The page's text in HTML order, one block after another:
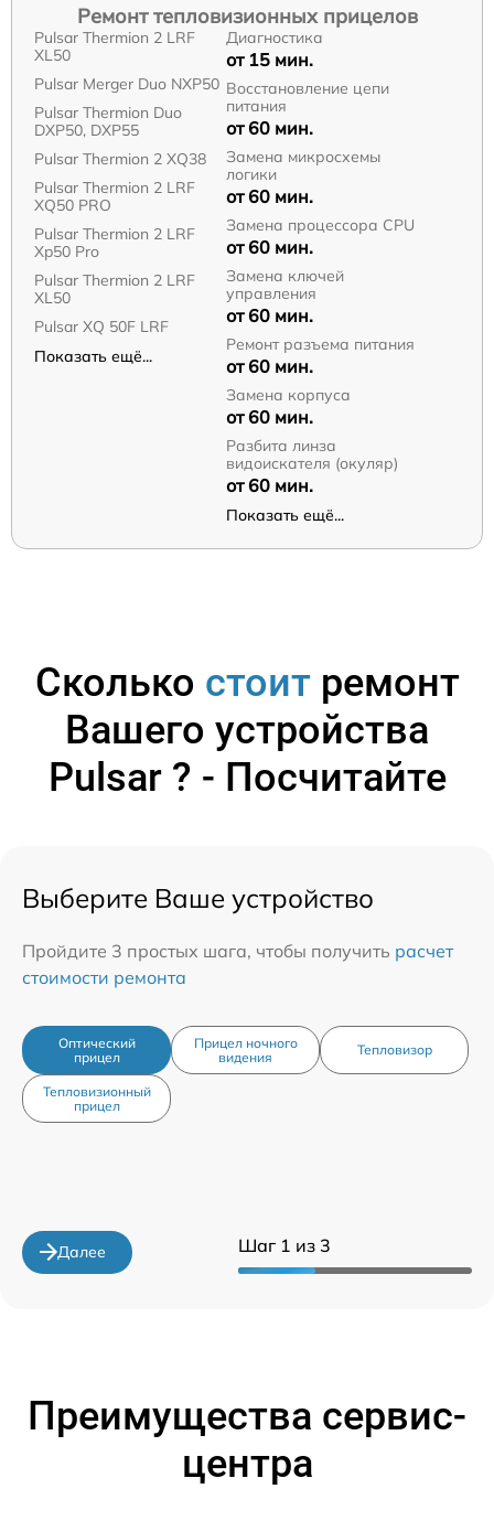
Ремонт тепловизионных прицелов
Pulsar Thermion 2 LRF
XL50
Pulsar Merger Duo NXP50
Pulsar Thermion Duo
DXP50, DXP55
Pulsar Thermion 2 XQ38
Pulsar Thermion 2 LRF
XQ50 PRO
Pulsar Thermion 2 LRF
Xp50 Pro
Pulsar Thermion 2 LRF
XL50
Pulsar XQ 50F LRF
Показать ещё...
Диагностика
от 15 мин.
Восстановление цепи
питания
от 60 мин.
Замена микросхемы
логики
от 60 мин.
Замена процессора CPU
от 60 мин.
Замена ключей
управления
от 60 мин.
Ремонт разъема питания
от 60 мин.
Замена корпуса
от 60 мин.
Разбита линза
видоискателя (окуляр)
от 60 мин.
Показать ещё...
Сколько стоитремонт
Вашего устройства
Pulsar ? - Посчитайте
Шаг 1 из 3
Выберите Ваше устройство
Пройдите 3 простых шага, чтобы получить расчет
стоимости ремонта
Оптический
прицел
Прицел ночного
видения
Тепловизор
Тепловизионный
прицел
Далее
Преимущества сервис-
центра